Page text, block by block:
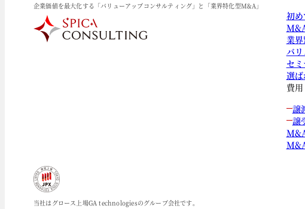
企業価値を最大化する「バリューアップコンサルティング」と「業界特化型M&A」
初
業
バ
セ
選
費用
譲
譲
当社はグロース上場GA technologiesのグループ会社です。